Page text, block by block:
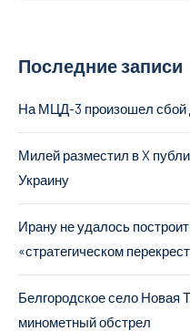
Последние записи
На МЦД-3 произошел сбой
Милей разместил в X
Украину
Ирану не удалось
«стратегическом
Белгородское село Новая
минометный обстрел